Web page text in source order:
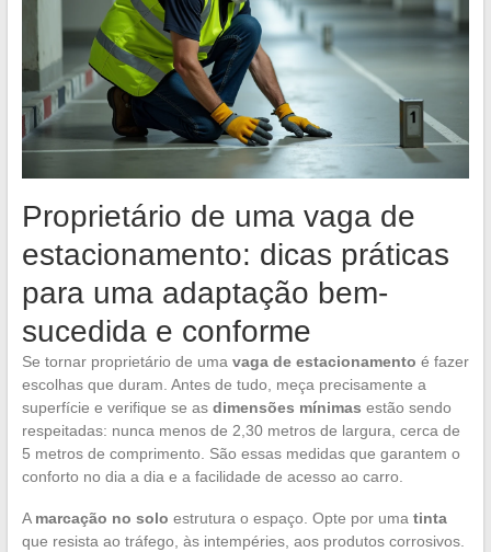
Proprietário de uma vaga de
estacionamento: dicas práticas
para uma adaptação bem-
sucedida e conforme
Se tornar proprietário de uma vaga de estacionamento é fazer
escolhas que duram. Antes de tudo, meça precisamente a
superfície e verifique se as dimensões mínimas estão sendo
respeitadas: nunca menos de 2,30 metros de largura, cerca de
5 metros de comprimento. São essas medidas que garantem o
conforto no dia a dia e a facilidade de acesso ao carro.
A marcação no solo estrutura o espaço. Opte por uma tinta
que resista ao tráfego, às intempéries, aos produtos corrosivos.